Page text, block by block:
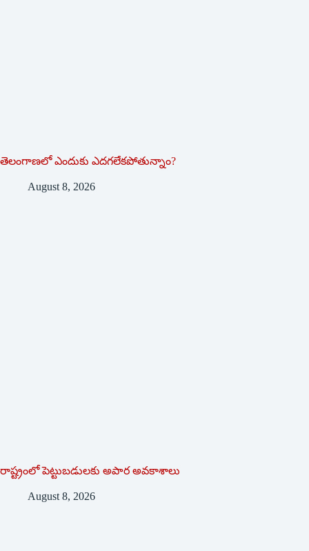
తెలంగాణలో ఎందుకు ఎదగలేకపోతున్నాం?
August 8, 2026
రాష్ట్రంలో పెట్టుబడులకు అపార అవకాశాలు
August 8, 2026